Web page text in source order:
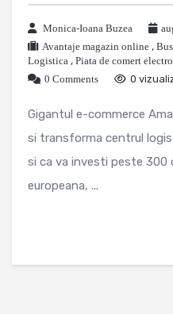
Monica-Ioana Buzea
Avantaje magazin online ,
Logistica , Piata de comert
0 Comments
0
Gigantul e-commerce
si transforma centrul
si ca va investi peste
europeana, ...